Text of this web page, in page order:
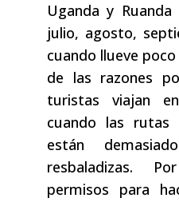
Uganda y
julio, agosto,
cuando llueve
de las razones
turistas viajan
cuando las rutas
están
resbaladizas.
permisos para